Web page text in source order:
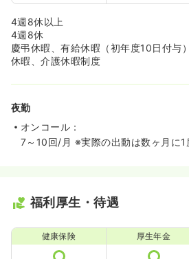
4週8休以上
4週8休
慶弔休暇、有給休暇（初年度10日付与
休暇、介護休暇制度
夜勤
オンコール：
7～10回/月 ※実際の出動は数ヶ月に1
福利厚生・待遇
健康保険 厚生年金